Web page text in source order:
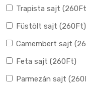
Trapista sajt (260Ft
Füstölt sajt (260Ft)
Camembert sajt (
Feta sajt (260Ft)
Parmezán sajt (260